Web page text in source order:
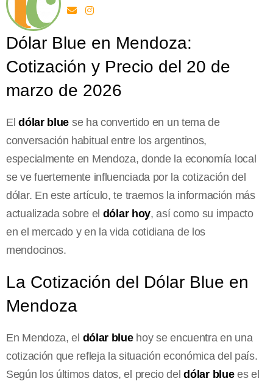
Dólar Blue en Mendoza:
Cotización y Precio del 20 de
marzo de 2026
Eldólar blue se ha convertido en un tema de
conversación habitual entre los argentinos,
especialmente en Mendoza, donde la economía local
se ve fuertemente influenciada por la cotización del
dólar. En este artículo, te traemos la información más
actualizada sobre el dólar hoy, así como su impacto
en el mercado y en la vida cotidiana de los
mendocinos.
La Cotización del Dólar Blue en
Mendoza
En Mendoza, el dólar bluehoy se encuentra en una
cotización que refleja la situación económica del país.
Según los últimos datos, el precio deldólar bluees el